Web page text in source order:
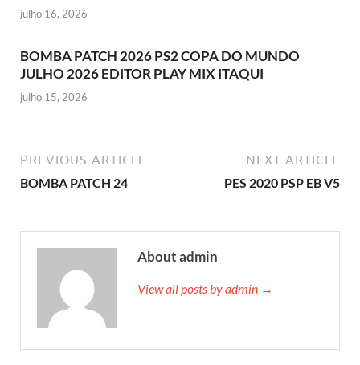
julho 16, 2026
BOMBA PATCH 2026 PS2 COPA DO MUNDO
JULHO 2026 EDITOR PLAY MIX ITAQUI
julho 15, 2026
PREVIOUS ARTICLE
BOMBA PATCH 24
NEXT ARTICLE
PES 2020 PSP EB V5
About admin
View all posts by admin →